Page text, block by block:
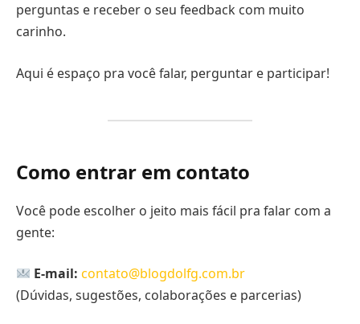
perguntas e receber o seu feedback com muito
carinho.
Aqui é espaço pra você falar, perguntar e participar!
Como entrar em contato
Você pode escolher o jeito mais fácil pra falar com a
gente:
E-mail: contato@blogdolfg.com.br
(Dúvidas, sugestões, colaborações e parcerias)